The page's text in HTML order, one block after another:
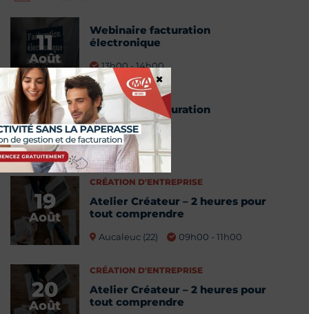
11
Août
Webinaire facturation
électronique
13h00 - 14h00
18
Août
Webinaire facturation
électronique
13h00 - 14h00
19
Août
CRÉATION D'ENTREPRISE
Atelier Créateur – 2 heures pour
tout comprendre
Aucaleuc (22) 09h00 - 11h00
20
Août
CRÉATION D'ENTREPRISE
Atelier Créateur – 2 heures pour
tout comprendre
×